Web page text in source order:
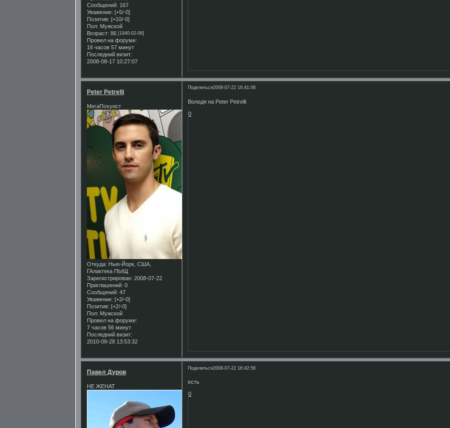
Сообщений: 167
Уважение: [+5/-0]
Позитив: [+10/-0]
Пол: Мужской
Возраст: 86 [1940-02-06]
Провел на форуме:
16 часов 57 минут
Последний визит:
2008-08-17 10:27:07
Поделиться2008-07-22 16:41:06
Peter Petrelli
МегаПохуист
Откуда: Нью-Йорк, США,
ГАлактека ПЫЩ
Зарегистрирован: 2008-07-22
Приглашений: 0
Сообщений: 47
Уважение: [+2/-0]
Позитив: [+2/-0]
Пол: Мужской
Провел на форуме:
7 часов 56 минут
Последний визит:
2010-09-28 13:53:32
Володя на Peter Petrelli
0
Поделиться2008-07-22 16:42:56
Павел Дуров
НЕ ЖЕНАТ
есть
0